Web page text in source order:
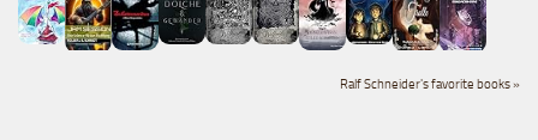
Ralf Schneider's favorite books »